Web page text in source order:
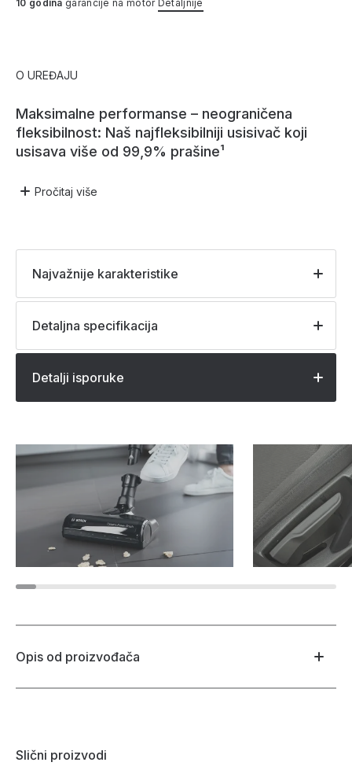
10 godina garancije na motor Detaljnije
O UREĐAJU
Maksimalne performanse – neograničena
fleksibilnost: Naš najfleksibilniji usisivač koji
usisava više od 99,9% prašine¹
Pročitaj više
Najvažnije karakteristike
Detaljna specifikacija
Detalji isporuke
Opis od proizvođača
Slični proizvodi